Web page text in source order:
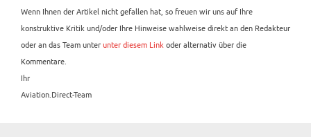
Wenn Ihnen der Artikel nicht gefallen hat, so freuen wir uns auf Ihre
konstruktive Kritik und/oder Ihre Hinweise wahlweise direkt an den Redakteur
oder an das Team unterunter diesem Link oder alternativ über die
Kommentare.
Ihr
Aviation.Direct-Team